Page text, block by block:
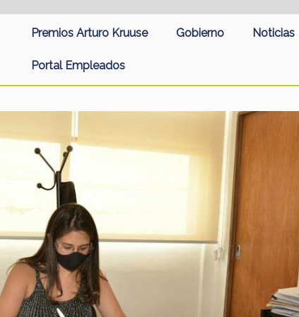
Premios Arturo Kruuse Gobierno Noticias
Portal Empleados